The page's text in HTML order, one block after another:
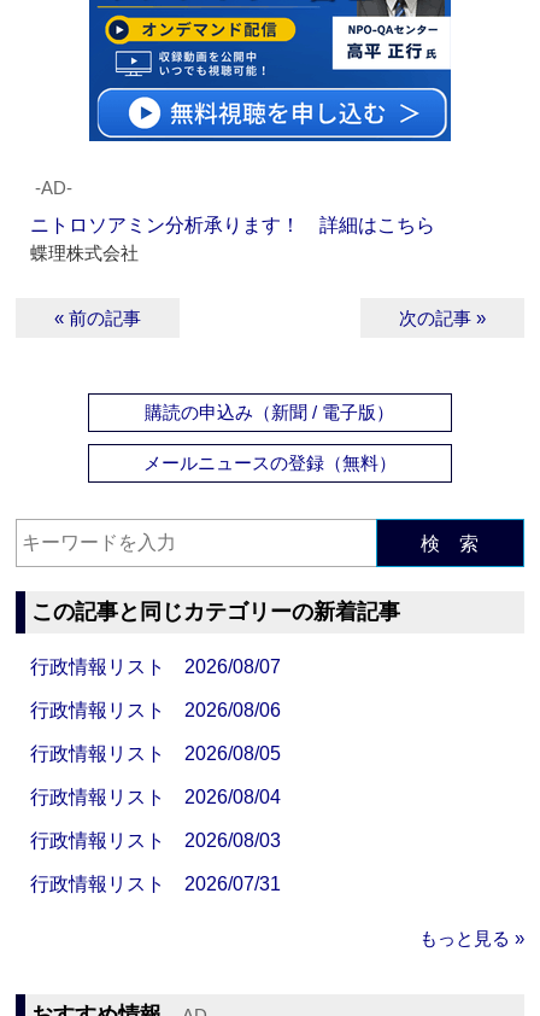
‐AD‐
ニトロソアミン分析承ります！ 詳細はこちら
蝶理株式会社
« 前の記事 次の記事 »
購読の申込み（新聞 / 電子版）
メールニュースの登録（無料）
検 索
この記事と同じカテゴリーの新着記事
行政情報リスト 2026/08/07
行政情報リスト 2026/08/06
行政情報リスト 2026/08/05
行政情報リスト 2026/08/04
行政情報リスト 2026/08/03
行政情報リスト 2026/07/31
もっと見る »